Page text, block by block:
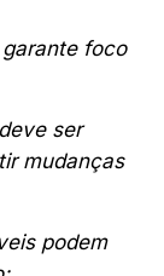
foco
ser
mudanças
podem